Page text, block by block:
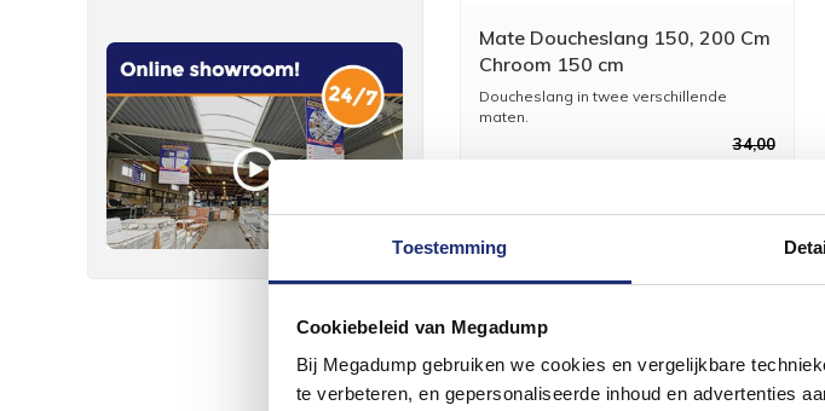
Toestemming
Cookiebeleid van Megadump
Bij Megadump gebruiken we cookies en vergelijkbare
te verbeteren, en gepersonaliseerde inhoud en advertenties
Mate Doucheslang 150, 200 Cm
Chroom 150 cm
Doucheslang in twee verschillende
maten.
34,00